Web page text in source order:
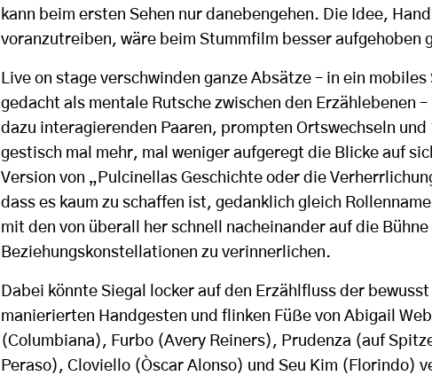
kann beim ersten Sehen nur danebengehen. Die Idee,
voranzutreiben, wäre beim Stummfilm besser aufgehoben
Live on stage verschwinden ganze Absätze – in ein
gedacht als mentale Rutsche zwischen den Erzählebenen
dazu interagierenden Paaren, prompten Ortswechseln
gestisch mal mehr, mal weniger aufgeregt die Blicke auf
Version von „Pulcinellas Geschichte oder die
dass es kaum zu schaffen ist, gedanklich gleich
mit den von überall her schnell nacheinander auf die
Beziehungskonstellationen zu verinnerlichen.
Dabei könnte Siegal locker auf den Erzählfluss der
manierierten Handgesten und flinken Füße von Abigail
(Columbiana), Furbo (Avery Reiners), Prudenza (auf
Peraso), Cloviello (Òscar Alonso) und Seu Kim (Florindo)